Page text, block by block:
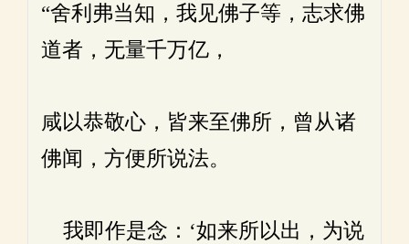
“舍利弗当知，我见佛子等，志求佛
道者，无量千万亿，
咸以恭敬心，皆来至佛所，曾从诸
佛闻，方便所说法。
我即作是念：‘如来所以出，为说